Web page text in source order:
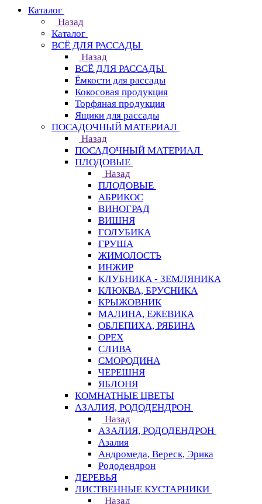
Каталог
Назад
Каталог
ВСЁ ДЛЯ РАССАДЫ
Назад
ВСЁ ДЛЯ РАССАДЫ
Ёмкости для рассады
Кокосовая продукция
Торфяная продукция
Ящики для рассады
ПОСАДОЧНЫЙ МАТЕРИАЛ
Назад
ПОСАДОЧНЫЙ МАТЕРИАЛ
ПЛОДОВЫЕ
Назад
ПЛОДОВЫЕ
АБРИКОС
ВИНОГРАД
ВИШНЯ
ГОЛУБИКА
ГРУША
ЖИМОЛОСТЬ
ИНЖИР
КЛУБНИКА - ЗЕМЛЯНИКА
КЛЮКВА, БРУСНИКА
КРЫЖОВНИК
МАЛИНА, ЕЖЕВИКА
ОБЛЕПИХА, РЯБИНА
ОРЕХ
СЛИВА
СМОРОДИНА
ЧЕРЕШНЯ
ЯБЛОНЯ
КОМНАТНЫЕ ЦВЕТЫ
АЗАЛИЯ, РОДОДЕНДРОН
Назад
АЗАЛИЯ, РОДОДЕНДРОН
Азалия
Андромеда, Вереск, Эрика
Рододендрон
ДЕРЕВЬЯ
ЛИСТВЕННЫЕ КУСТАРНИКИ
Назад